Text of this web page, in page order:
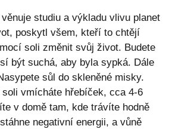
studiu a výkladu vlivu planet
poskytl všem, kteří to chtějí
soli změnit svůj život. Budete
být suchá, aby byla sypká. Dále
sůl do skleněné misky.
vmícháte hřebíček, cca 4-6
v domě tam, kde trávíte hodně
negativní energii, a vůně